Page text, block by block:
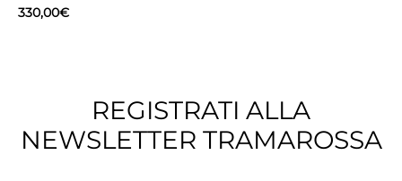
330,00€
REGISTRATI ALLA
NEWSLETTER TRAMAROSSA